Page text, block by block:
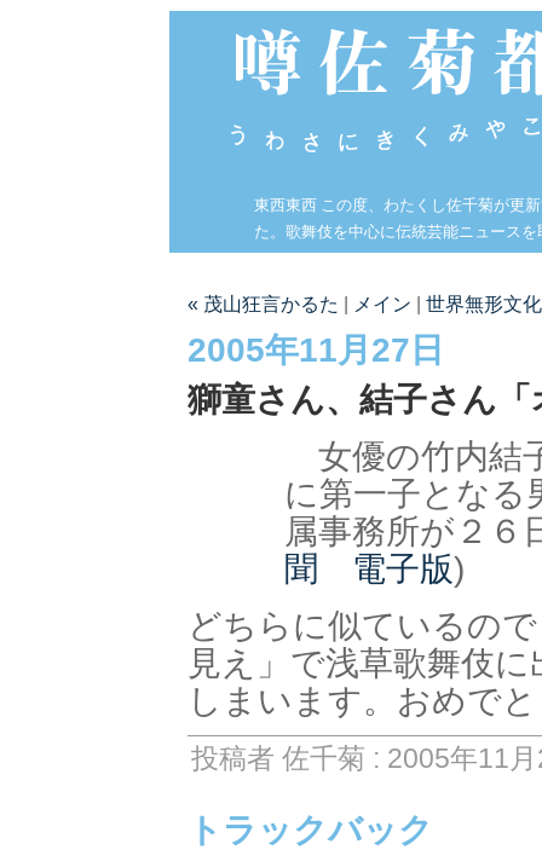
東西東西 この度、わたくし佐千菊が更
た。歌舞伎を中心に伝統芸能ニュース
« 茂山狂言かるた メイン 世界無形文
2005年11月27日
獅童さん、結子さん
女優の竹内結
に第一子となる
属事務所が２６
聞 電子版)
どちらに似ているの
見え」で浅草歌舞伎
しまいます。おめで
投稿者 佐千菊 : 2005年11
トラックバック